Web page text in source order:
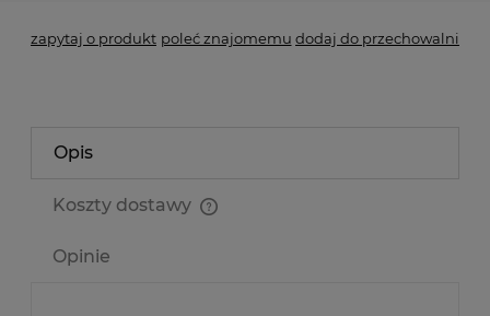
zapytaj o produkt poleć znajomemu dodaj do przechowalni
Opis
Koszty dostawy
Opinie